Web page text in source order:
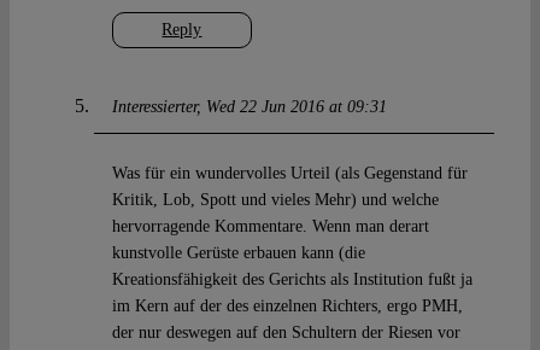
Reply
Interessierter Wed 22 Jun 2016 at 09:31
Was für ein wundervolles Urteil (als Gegenstand für
Kritik, Lob, Spott und vieles Mehr) und welche
hervorragende Kommentare. Wenn man derart
kunstvolle Gerüste erbauen kann (die
Kreationsfähigkeit des Gerichts als Institution fußt ja
im Kern auf der des einzelnen Richters, ergo PMH,
der nur deswegen auf den Schultern der Riesen vor